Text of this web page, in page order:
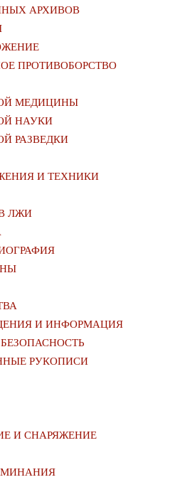
АРХИВОВ
ПРОТИВОБОРСТВО
МЕДИЦИНЫ
НАУКИ
РАЗВЕДКИ
И ТЕХНИКИ
ЛЖИ
И ИНФОРМАЦИЯ
РУКОПИСИ
И СНАРЯЖЕНИЕ